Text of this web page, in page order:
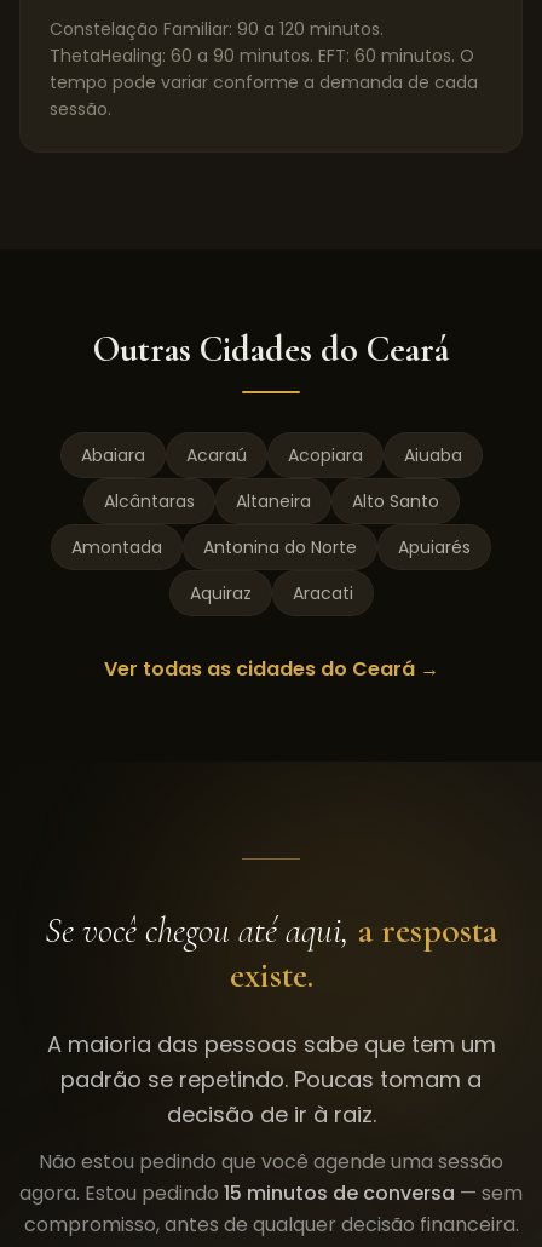
Constelação Familiar: 90 a 120 minutos.
ThetaHealing: 60 a 90 minutos. EFT: 60 minutos. O
tempo pode variar conforme a demanda de cada
sessão.
Outras Cidades do Ceará
Abaiara Acaraú Acopiara
Aiuaba
Alcântaras
Altaneira
Alto Santo
Amontada
Antonina do Norte
Apuiarés
Aquiraz
Aracati
Ver todas as cidades do Ceará→
Se você chegou até aqui, a resposta
existe.
A maioria das pessoas sabe que tem um
padrão se repetindo. Poucas tomam a
decisão de ir à raiz.
Não estou pedindo que você agende uma sessão
agora. Estou pedindo 15 minutos de conversa — sem
compromisso, antes de qualquer decisão financeira.